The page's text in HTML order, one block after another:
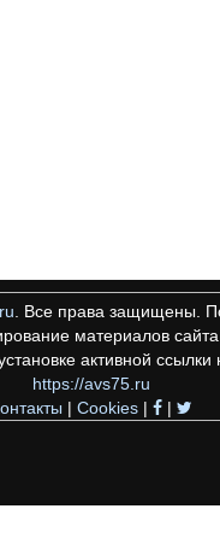
. Все права защищены.
материалов
активной ссылки
https://avs75.ru
| Cookies | |